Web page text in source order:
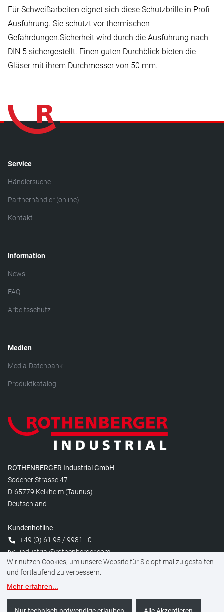
Für Schweißarbeiten eignet sich diese Schutzbrille in Profi-
Ausführung. Sie schützt vor thermischen
Gefährdungen.Sicherheit wird durch die Ausführung nach
DIN 5 sichergestellt. Einen guten Durchblick bieten die
Gläser mit ihrem Durchmesser von 50 mm.
Service
Händlersuche
Partnerhändler (online)
Kontakt
Information
News
FAQ
Arbeitsschutz
Medien
Media-Datenbank
Produktkatalog
ROTHENBERGER Industrial GmbH
Sodener Strasse 47
D-65779 Kelkheim (Taunus)
Deutschland
Kundenhotline
+49 (0) 61 95 / 9981 - 0
industrial@rothenberger.com
Cookies verwalten
Wir nutzen Cookies, um unsere Website für Sie optimal zu gestalten
und fortlaufend zu verbessern.
Mehr erfahren